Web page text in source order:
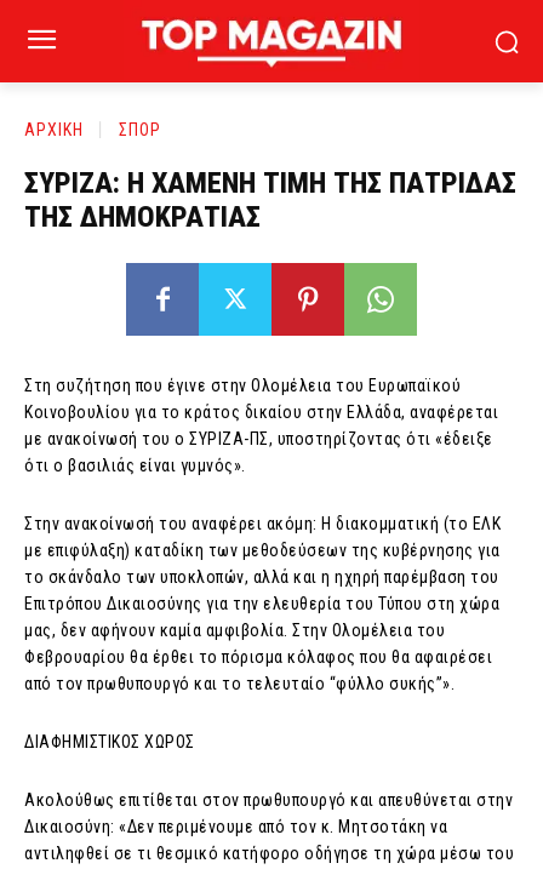
ΑΡΧΙΚΗ ΣΠΟΡ
ΣΥΡΙΖΑ: Η ΧΑΜΕΝΗ ΤΙΜΗ ΤΗΣ ΠΑΤΡΙΔΑΣ
ΤΗΣ ΔΗΜΟΚΡΑΤΙΑΣ
Στη συζήτηση που έγινε στην Ολομέλεια του Ευρωπαϊκού
Κοινοβουλίου για το κράτος δικαίου στην Ελλάδα, αναφέρεται
με ανακοίνωσή του ο ΣΥΡΙΖΑ-ΠΣ, υποστηρίζοντας ότι «έδειξε
ότι ο βασιλιάς είναι γυμνός».
Στην ανακοίνωσή του αναφέρει ακόμη: Η διακομματική (το ΕΛΚ
με επιφύλαξη) καταδίκη των μεθοδεύσεων της κυβέρνησης για
το σκάνδαλο των υποκλοπών, αλλά και η ηχηρή παρέμβαση του
Επιτρόπου Δικαιοσύνης για την ελευθερία του Τύπου στη χώρα
μας, δεν αφήνουν καμία αμφιβολία. Στην Ολομέλεια του
Φεβρουαρίου θα έρθει το πόρισμα κόλαφος που θα αφαιρέσει
από τον πρωθυπουργό και το τελευταίο “φύλλο συκής”».
ΔΙΑΦΗΜΙΣΤΙΚΟΣ ΧΩΡΟΣ
Ακολούθως επιτίθεται στον πρωθυπουργό και απευθύνεται στην
Δικαιοσύνη: «Δεν περιμένουμε από τον κ. Μητσοτάκη να
αντιληφθεί σε τι θεσμικό κατήφορο οδήγησε τη χώρα μέσω του